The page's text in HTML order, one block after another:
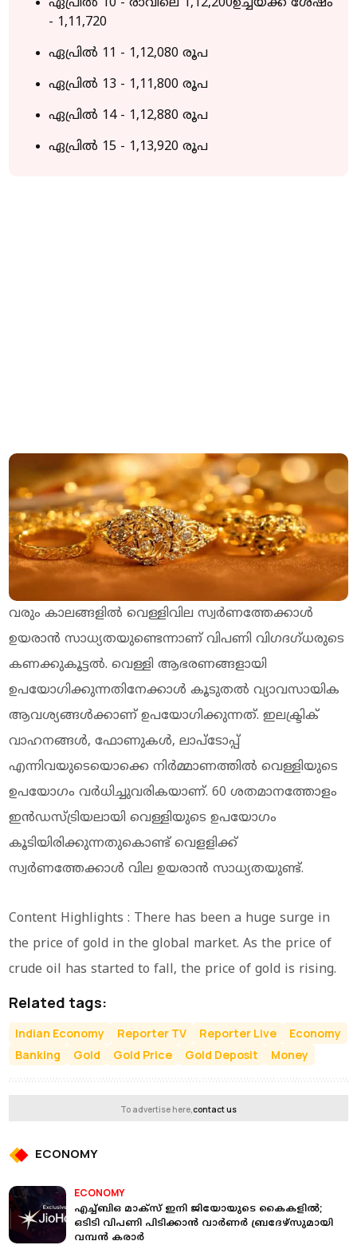
ഏപ്രില്‍ 10 - രാവിലെ 1,12,200ഉച്ചയ്ക്ക് ശേഷം
- 1,11,720
ഏപ്രില്‍ 11 - 1,12,080 രൂപ
ഏപ്രില്‍ 13 - 1,11,800 രൂപ
ഏപ്രില്‍ 14 - 1,12,880 രൂപ
ഏപ്രില്‍ 15 - 1,13,920 രൂപ
വരും കാലങ്ങളില്‍ വെള്ളിവില സ്വര്‍ണത്തേക്കാള്‍
ഉയരാന്‍ സാധ്യതയുണ്ടെന്നാണ് വിപണി വിഗദഗ്ധരുടെ
കണക്കുകൂട്ടല്‍. വെള്ളി ആഭരണങ്ങളായി
ഉപയോഗിക്കുന്നതിനേക്കാള്‍ കൂടുതല്‍ വ്യാവസായിക
ആവശ്യങ്ങള്‍ക്കാണ് ഉപയോഗിക്കുന്നത്. ഇലക്ട്രിക്
വാഹനങ്ങള്‍, ഫോണുകള്‍, ലാപ്‌ടോപ്പ്
എന്നിവയുടെയൊക്കെ നിര്‍മ്മാണത്തില്‍ വെള്ളിയുടെ
ഉപയോഗം വര്‍ധിച്ചുവരികയാണ്. 60 ശതമാനത്തോളം
ഇന്‍ഡസ്ട്രിയലായി വെള്ളിയുടെ ഉപയോഗം
കൂടിയിരിക്കുന്നതുകൊണ്ട് വെളളിക്ക്
സ്വര്‍ണത്തേക്കാള്‍ വില ഉയരാന്‍ സാധ്യതയുണ്ട്.
Content Highlights : There has been a huge surge in
the price of gold in the global market. As the price of
crude oil has started to fall, the price of gold is rising.
Related tags:
Indian Economy Reporter TV Reporter Live
Economy
Banking
Gold Gold Price Gold Deposit Money
To advertise here,contact us
ECONOMY
ECONOMY
എച്ച്ബിഒ മാക്‌സ് ഇനി ജിയോയുടെ കൈകളില്‍;
ഒടിടി വിപണി പിടിക്കാന്‍ വാര്‍ണര്‍ ബ്രദേഴ്‌സുമായി
വമ്പന്‍ കരാര്‍